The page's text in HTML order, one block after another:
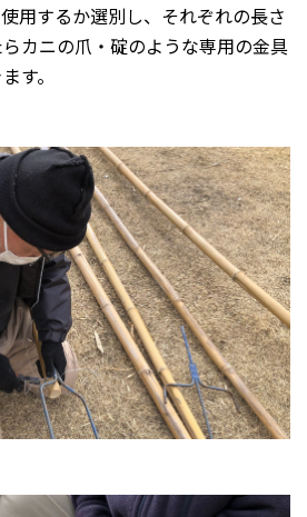
用するか選別し、それぞれの長さ
カニの爪・碇のような専用の金具
す。